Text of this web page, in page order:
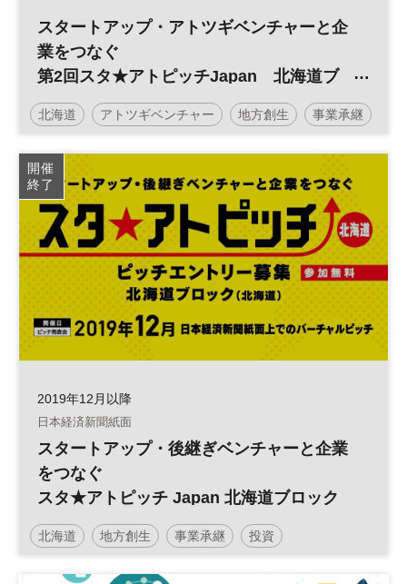
スタートアップ・アトツギベンチャーと企
業をつなぐ
第2回スタ★アトピッチJapan 北海道ブ
ロック
北海道 アトツギベンチャー 地方創生 事業承継
投資 スタートアップ スタ★アトピッチ
参加無料
開催
終了
2019年12月以降
日本経済新聞紙面
スタートアップ・後継ぎベンチャーと企業
をつなぐ
スタ★アトピッチ Japan 北海道ブロック
北海道 地方創生 事業承継 投資
スタートアップ 後継ぎベンチャー